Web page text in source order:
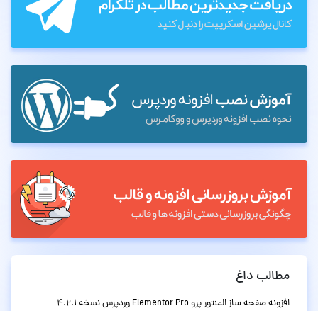
مطالب داغ
افزونه صفحه ساز المنتور پرو Elementor Pro وردپرس نسخه 4.2.1